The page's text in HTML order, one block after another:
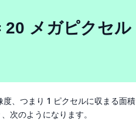
20 メガピクセル
、つまり 1 ピクセルに収まる面積
次のようになります。